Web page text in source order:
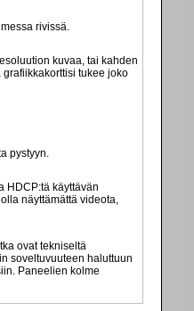
rivissä.
kuvaa, tai kahden
tukee joko
pystyyn.
HDCP:tä käyttävän
näyttämättä videota,
ovat tekniseltä
soveltuvuuteen haluttuun
Paneelien kolme